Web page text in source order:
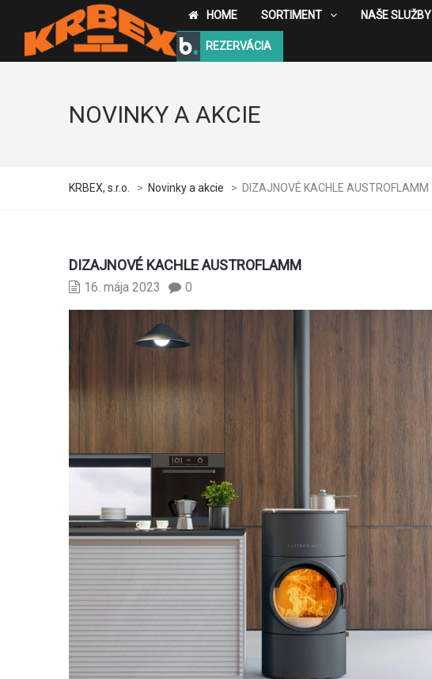
HOME SORTIMENT NAŠE SLUŽBY
REZERVÁCIA
NOVINKY A AKCIE
KRBEX, s.r.o. > Novinky a akcie > DIZAJNOVÉ KACHLE AUSTROFLAMM
DIZAJNOVÉ KACHLE AUSTROFLAMM
16. mája 2023 0